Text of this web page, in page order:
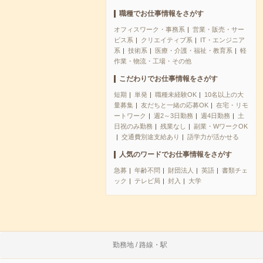
職種でお仕事情報をさがす
オフィスワーク・事務系
営業・販売・サー
ビス系
クリエイティブ系
IT・エンジニア
系
技術系 医療・介護・福祉・教育系
軽
作業・物流・工場・その他
こだわりでお仕事情報をさがす
短期 単発 職種未経験OK
10名以上の大
量募集
友だちと一緒の応募OK
在宅・リモ
ートワーク
週2～3日勤務 週4日勤務
土
日祝のみ勤務
残業なし
副業・WワークOK
交通費別途支給あり
語学力が活かせる
人気のワードでお仕事情報をさがす
急募 年齢不問 財団法人 英語
書類チェ
ック
テレビ局 封入 大学
勤務地 / 路線・駅